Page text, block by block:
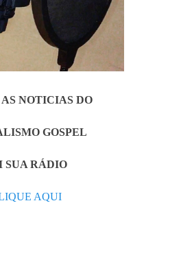
NOTICIAS DO
GOSPEL
SUA RÁDIO
AQUI